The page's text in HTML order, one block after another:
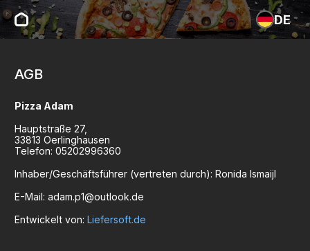
DE
AGB
Pizza Adam
Hauptstraße 27,
33813 Oerlinghausen
Telefon: 05202996360
Inhaber/Geschäftsführer (vertreten durch): Ronida Ismaijl
E-Mail: adam.p1@outlook.de
Entwickelt von: Liefersoft.de